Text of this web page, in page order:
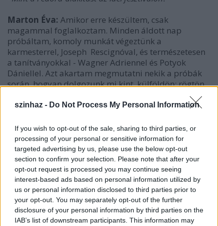
szinhaz - Do Not Process My Personal Information
If you wish to opt-out of the sale, sharing to third parties, or
processing of your personal or sensitive information for
targeted advertising by us, please use the below opt-out
section to confirm your selection. Please note that after your
opt-out request is processed you may continue seeing
interest-based ads based on personal information utilized by
us or personal information disclosed to third parties prior to
your opt-out. You may separately opt-out of the further
disclosure of your personal information by third parties on the
IAB’s list of downstream participants. This information may
Marton Éva: Amikor erre készültem, csak
magammal foglalkoztam. Minden áldott nap
próbáltam, komoly munkát végeztünk a
karmesterrel, Joseph Rescignóval, és természetesen
a tanítványokkal - Wagner Adriennel és Potyok
Dániellel. Azt akartam megmutatni nekik a próbák
során, hogyan dolgozunk mi kint, külföldön: rögtön
tökéletesen tudni kell a szerepet, mert nem mindig
van idő arra, hogy hosszú próbafolyamatban
azonban mégis megszűntem tanárnak lenni, hiszen a
színpadon már mindenki magáért vállalja a
felelősséget!
- Beszéljünk a művészeti igazgatói szerepéről is. A
tavalyi "Bartók+Bel canto" a formabontó
rendezésekről, az idei "Bartók+Verismo" az ismeretlen
operák magyarországi ősbemutatóiról marad
emlékezetes. Nagy merészségnek tűnik olyan művekkel
csábítani a közönséget, amelyeket az elmúlt száz évben